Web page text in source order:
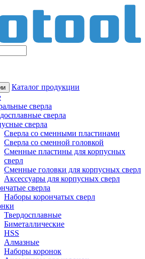
Каталог продукции
сверла
сверла
сверла
Сверла со сменными пластинами
Сверла со сменной головкой
Сменные пластины для корпусных
сверл
Сменные головки для корпусных сверл
Аксессуары для корпусных сверл
сверла
Наборы корончатых сверл
Твердосплавные
Биметаллические
HSS
Алмазные
Наборы коронок